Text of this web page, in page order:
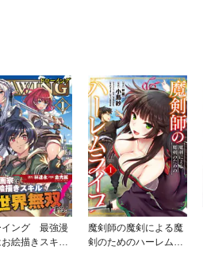
イング 最強漫
絵描きスキル
魔剣師の魔剣による魔
剣のためのハーレムラ